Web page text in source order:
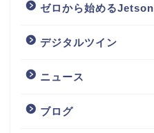
ゼロから始めるJetson
デジタルツイン
ニュース
ブログ